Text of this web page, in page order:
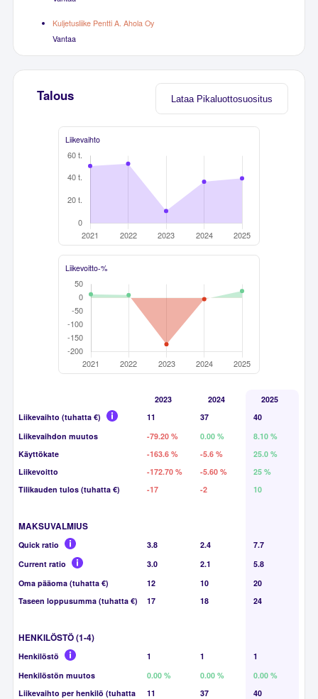
Kuljetusliike Pentti A. Ahola Oy
Vantaa
Lataa Pikaluottosuositus
Talous
Liikevaihto
Liikevoitto-%
2023 2024
2025
Liikevaihto (tuhatta €)
11 37
40
Liikevaihdon muutos
-79.20 % 0.00 %
8.10 %
Käyttökate
-163.6 % -5.6 %
25.0 %
Liikevoitto
-172.70 % -5.60 %
25 %
Tilikauden tulos (tuhatta €)
-17 -2 10
MAKSUVALMIUS
Quick ratio 3.8 2.4
7.7
Current ratio
3.0 2.1
5.8
Oma pääoma (tuhatta €)
12 10
20
Taseen loppusumma (tuhatta €)
17 18 24
HENKILÖSTÖ (1-4)
Henkilöstö 1 1
1
Henkilöstön muutos
0.00 % 0.00 %
0.00 %
Liikevaihto per henkilö (tuhatta
11 37 40